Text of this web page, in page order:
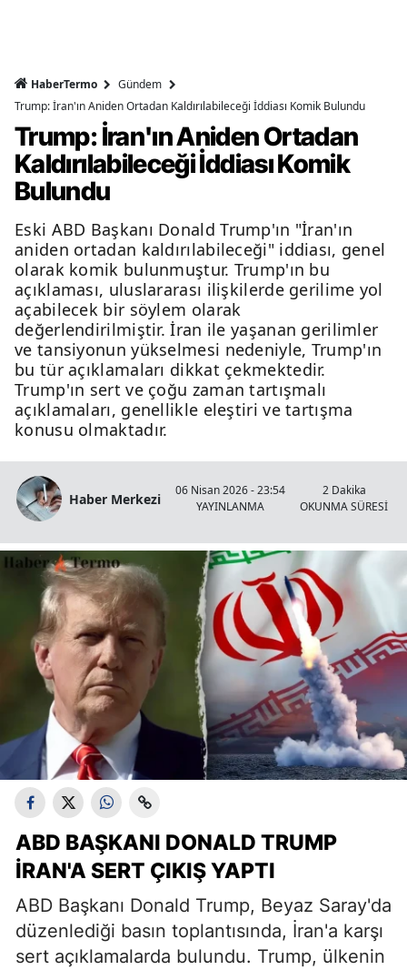
HaberTermo
Gündem
Trump: İran'ın Aniden Ortadan Kaldırılabileceği İddiası Komik Bulundu
Trump: İran'ın Aniden Ortadan
Kaldırılabileceği İddiası Komik
Bulundu
Eski ABD Başkanı Donald Trump'ın "İran'ın
aniden ortadan kaldırılabileceği" iddiası, genel
olarak komik bulunmuştur. Trump'ın bu
açıklaması, uluslararası ilişkilerde gerilime yol
açabilecek bir söylem olarak
değerlendirilmiştir. İran ile yaşanan gerilimler
ve tansiyonun yükselmesi nedeniyle, Trump'ın
bu tür açıklamaları dikkat çekmektedir.
Trump'ın sert ve çoğu zaman tartışmalı
açıklamaları, genellikle eleştiri ve tartışma
konusu olmaktadır.
Haber Merkezi
06 Nisan 2026 - 23:54
YAYINLANMA
2 Dakika
OKUNMA SÜRESİ
ABD BAŞKANI DONALD TRUMP
İRAN'A SERT ÇIKIŞ YAPTI
ABD Başkanı Donald Trump, Beyaz Saray'da
düzenlediği basın toplantısında, İran'a karşı
sert açıklamalarda bulundu. Trump, ülkenin